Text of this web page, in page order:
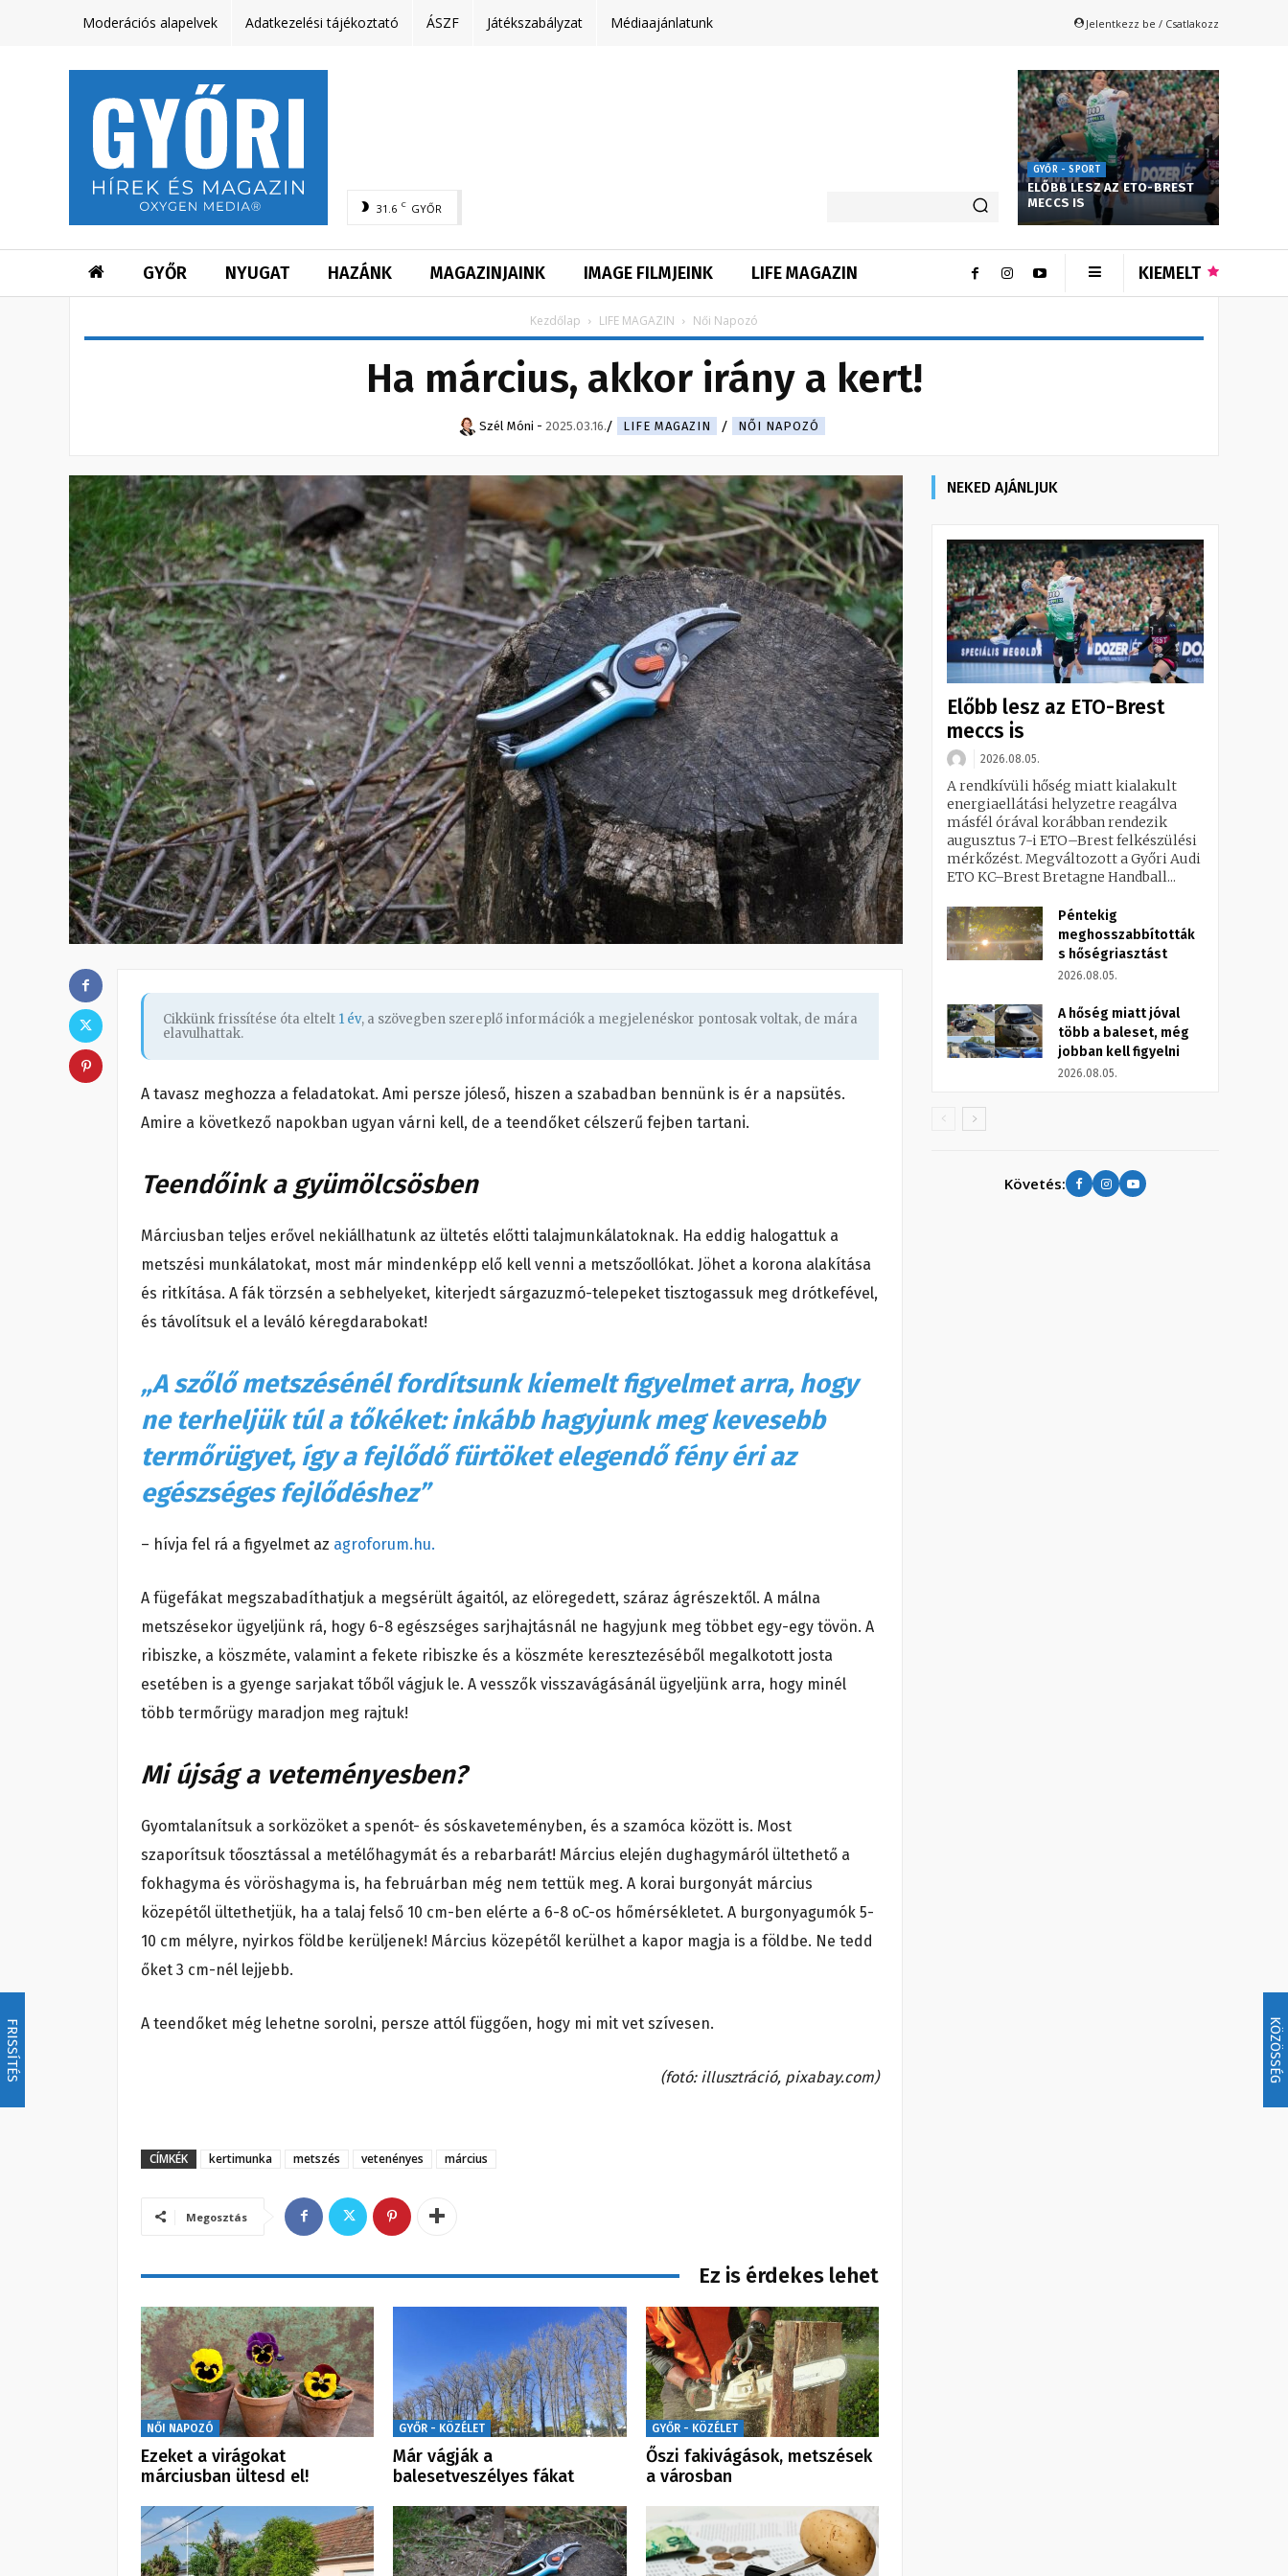
FRISSÍTÉS KÖZÖSSÉG
Moderációs alapelvek Adatkezelési tájékoztató ÁSZF Játékszabályzat Médiaajánlatunk Jelentkezz be / Csatlakozz
31.6 C GYŐR
GYŐR - SPORT
ELŐBB LESZ AZ ETO-BREST
MECCS IS
GYŐR NYUGAT HAZÁNK MAGAZINJAINK IMAGE FILMJEINK LIFE MAGAZIN KIEMELT
Kezdőlap LIFE MAGAZIN Női Napozó
Ha március, akkor irány a kert!
Szél Móni - 2025.03.16. LIFE MAGAZIN NŐI NAPOZÓ
Cikkünk frissítése óta eltelt 1 év, a szövegben szereplő információk a megjelenéskor pontosak voltak, de mára
elavulhattak.
A tavasz meghozza a feladatokat. Ami persze jóleső, hiszen a szabadban bennünk is ér a napsütés.
Amire a következő napokban ugyan várni kell, de a teendőket célszerű fejben tartani.
Teendőink a gyümölcsösben
Márciusban teljes erővel nekiállhatunk az ültetés előtti talajmunkálatoknak. Ha eddig halogattuk a
metszési munkálatokat, most már mindenképp elő kell venni a metszőollókat. Jöhet a korona alakítása
és ritkítása. A fák törzsén a sebhelyeket, kiterjedt sárgazuzmó-telepeket tisztogassuk meg drótkefével,
és távolítsuk el a leváló kéregdarabokat!
„A szőlő metszésénél fordítsunk kiemelt figyelmet arra, hogy
ne terheljük túl a tőkéket: inkább hagyjunk meg kevesebb
termőrügyet, így a fejlődő fürtöket elegendő fény éri az
egészséges fejlődéshez”
– hívja fel rá a figyelmet az agroforum.hu.
A fügefákat megszabadíthatjuk a megsérült ágaitól, az elöregedett, száraz ágrészektől. A málna
metszésekor ügyeljünk rá, hogy 6-8 egészséges sarjhajtásnál ne hagyjunk meg többet egy-egy tövön. A
ribiszke, a köszméte, valamint a fekete ribiszke és a köszméte keresztezéséből megalkotott josta
esetében is a gyenge sarjakat tőből vágjuk le. A vesszők visszavágásánál ügyeljünk arra, hogy minél
több termőrügy maradjon meg rajtuk!
Mi újság a veteményesben?
Gyomtalanítsuk a sorközöket a spenót- és sóskaveteményben, és a szamóca között is. Most
szaporítsuk tőosztással a metélőhagymát és a rebarbarát! Március elején dughagymáról ültethető a
fokhagyma és vöröshagyma is, ha februárban még nem tettük meg. A korai burgonyát március
közepétől ültethetjük, ha a talaj felső 10 cm-ben elérte a 6-8 oC-os hőmérsékletet. A burgonyagumók 5-
10 cm mélyre, nyirkos földbe kerüljenek! Március közepétől kerülhet a kapor magja is a földbe. Ne tedd
őket 3 cm-nél lejjebb.
A teendőket még lehetne sorolni, persze attól függően, hogy mi mit vet szívesen.
(fotó: illusztráció, pixabay.com)
CÍMKÉK kertimunka metszés vetenényes március
Megosztás
Ez is érdekes lehet
NŐI NAPOZÓ
Ezeket a virágokat
márciusban ültesd el!
GYŐR - KÖZÉLET
Már vágják a
balesetveszélyes fákat
GYŐR - KÖZÉLET
Őszi fakivágások, metszések
a városban
NEKED AJÁNLJUK
Előbb lesz az ETO-Brest
meccs is
2026.08.05.
A rendkívüli hőség miatt kialakult
energiaellátási helyzetre reagálva
másfél órával korábban rendezik
augusztus 7-i ETO–Brest felkészülési
mérkőzést. Megváltozott a Győri Audi
ETO KC–Brest Bretagne Handball...
Péntekig
meghosszabbították
s hőségriasztást
2026.08.05.
A hőség miatt jóval
több a baleset, még
jobban kell figyelni
2026.08.05.
Követés: